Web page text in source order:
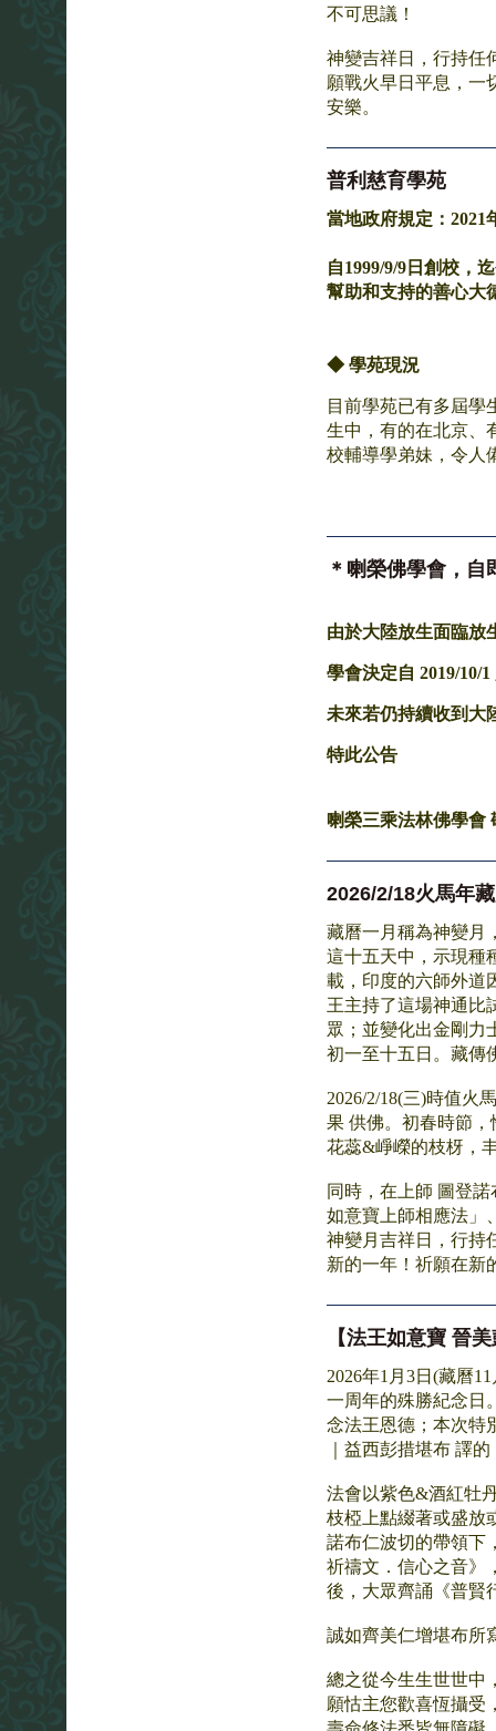
不可思議！
神變吉祥日，行持任
願戰火早日平息，一
安樂。
普利慈育學苑
當地政府規定：2021
自1999/9/9日創校，
幫助和支持的善心大
◆ 學苑現況
目前學苑已有多屆學
生中，有的在北京、
校輔導學弟妹，令人
＊喇榮佛學會，
由於大陸放生面臨放
學會決定自 2019/10/
未來若仍持續收到大
特此公告
喇榮三乘法林佛學會
2026/2/18火馬年
藏曆一月稱為神變月
這十五天中，示現種
載，印度的六師外道
王主持了這場神通比
眾；並變化出金剛力
初一至十五日。藏傳
2026/2/18(三)時值火
果 供佛。初春時節
花蕊&崢嶸的枝枒，
同時，在上師 圖登
如意寶上師相應法」
神變月吉祥日，行持
新的一年！祈願在新
【法王如意寶 晉
2026年1月3日(藏曆
一周年的殊勝紀念日
念法王恩德；本次特
｜益西彭措堪布 譯
法會以紫色&酒紅牡
枝椏上點綴著或盛放
諾布仁波切的帶領下
祈禱文．信心之音》
後，大眾齊誦《普賢
誠如齊美仁增堪布所
總之從今生生世世中
願怙主您歡喜恆攝受